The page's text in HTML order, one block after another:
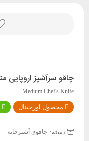
چاقو سرآشپز اروپایی
محصول اورجینال
Medium Chef's Knife
دسته: چاقوی آشپزخانه